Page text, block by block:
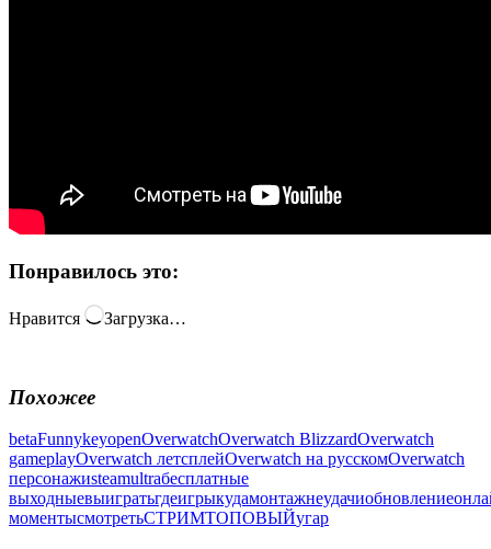
Понравилось это:
Нравится Загрузка…
Похожее
betaFunnykeyopenOverwatchOverwatch BlizzardOverwatch
gameplayOverwatch летсплейOverwatch на русскомOverwatch
персонажиsteamultraбесплатные
выходныевыигратьгдеигрыкудамонтажнеудачиобновление
моментысмотретьСТРИМТОПОВЫЙугар